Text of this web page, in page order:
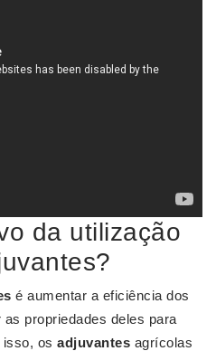
da utilização
é aumentar a eficiência dos
propriedades deles para
os adjuvantes agrícolas